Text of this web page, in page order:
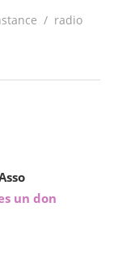
radio
un don